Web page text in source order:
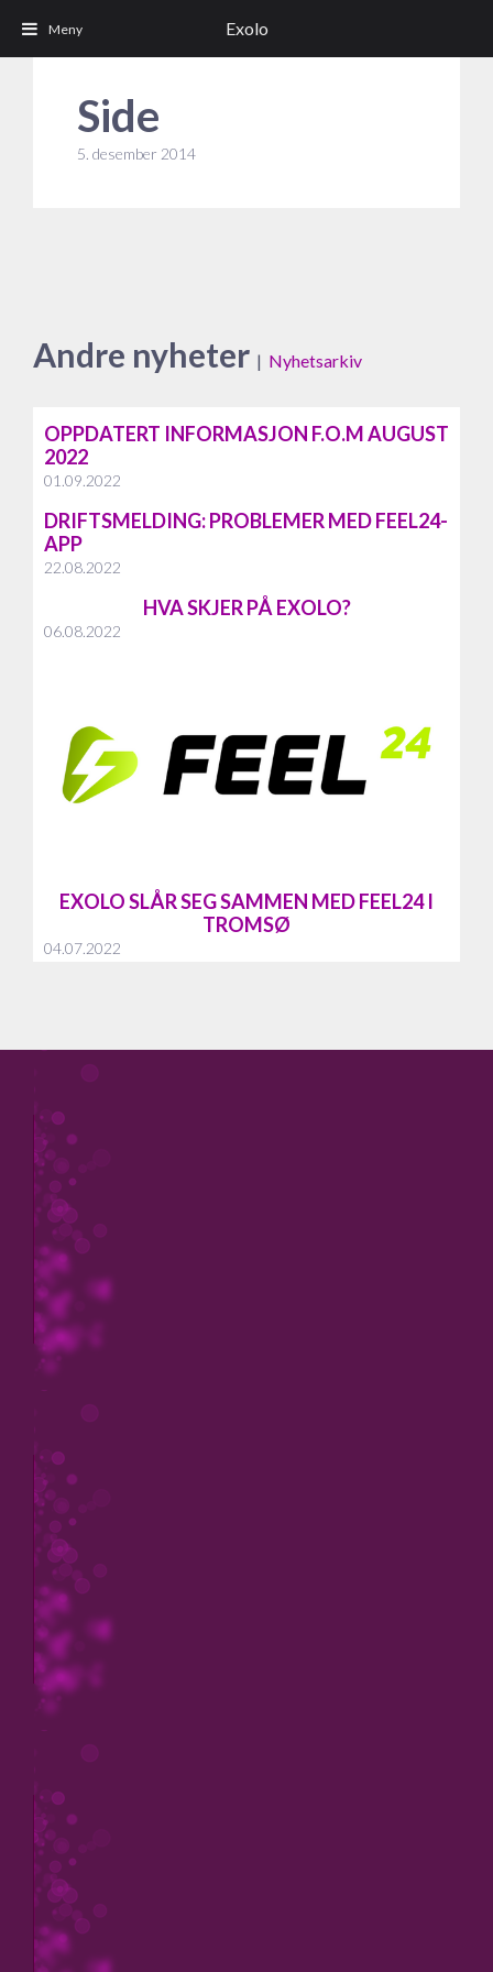
Side
5. desember 2014
Andre nyheter | Nyhetsarkiv
OPPDATERT INFORMASJON F.O.M AUGUST
2022
01.09.2022
DRIFTSMELDING: PROBLEMER MED FEEL24-
APP
22.08.2022
HVA SKJER PÅ EXOLO?
06.08.2022
EXOLO SLÅR SEG SAMMEN MED FEEL24 I
TROMSØ
04.07.2022
Exolo